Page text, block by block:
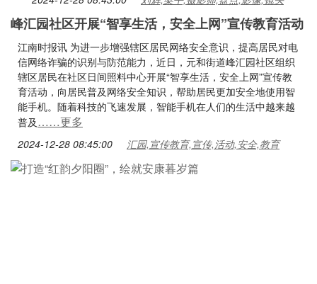
峰汇园社区开展“智享生活，安全上网”宣传教育活动
江南时报讯 为进一步增强辖区居民网络安全意识，提高居民对电
信网络诈骗的识别与防范能力，近日，元和街道峰汇园社区组织
辖区居民在社区日间照料中心开展“智享生活，安全上网”宣传教
育活动，向居民普及网络安全知识，帮助居民更加安全地使用智
能手机。随着科技的飞速发展，智能手机在人们的生活中越来越
普及……更多
2024-12-28 08:45:00 汇园,宣传教育,宣传,活动,安全,教育